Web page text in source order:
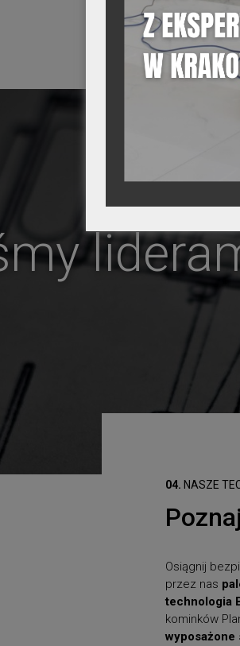
04. NASZE
Osiągnij
przez nas
technologia
kominków